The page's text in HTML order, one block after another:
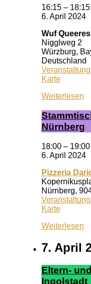
16:15 – 18:15
6. April 2024
Wuf
Nigglweg 2
Würzburg,
Deutschland
KarteWuf
Zentrum
Weiterlesen
Nürn­berg
18:00 – 19:00
6. April 2024
Pizzeria
Nürnberg,
KartePizzeria
Weiterlesen
7. April
El­tern-
In­gol­stadt